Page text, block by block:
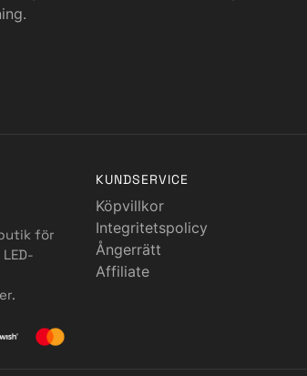
för
KUNDSERVICE
Köpvillkor
Integritetspolicy
Ångerrätt
Affiliate